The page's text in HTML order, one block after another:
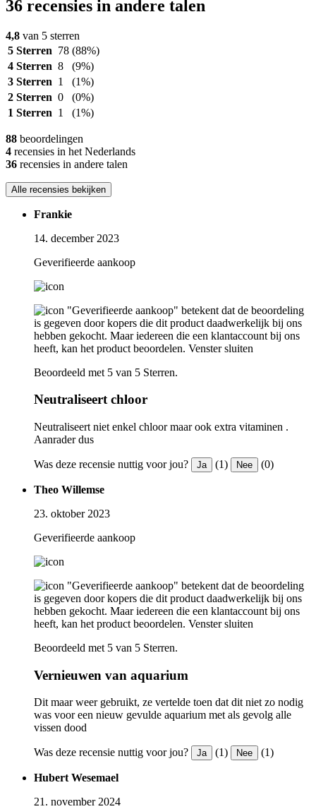
36 recensies in andere talen
4,8 van 5 sterren
5 Sterren 78 (88%)
4 Sterren 8
(9%)
3 Sterren 1
(1%)
2 Sterren 0
(0%)
1 Sterren 1 (1%)
88 beoordelingen
4 recensies in het Nederlands
36 recensies in andere talen
Alle recensies bekijken
Frankie
14. december 2023
Geverifieerde aankoop
"Geverifieerde aankoop" betekent dat de beoordeling
is gegeven door kopers die dit product daadwerkelijk bij ons
hebben gekocht. Maar iedereen die een klantaccount bij ons
heeft, kan het product beoordelen. Venster sluiten
Beoordeeld met 5 van 5 Sterren.
Neutraliseert chloor
Neutraliseert niet enkel chloor maar ook extra vitaminen .
Aanrader dus
Was deze recensie nuttig voor jou? Ja (1) Nee (0)
Theo Willemse
23. oktober 2023
Geverifieerde aankoop
"Geverifieerde aankoop" betekent dat de beoordeling
is gegeven door kopers die dit product daadwerkelijk bij ons
hebben gekocht. Maar iedereen die een klantaccount bij ons
heeft, kan het product beoordelen. Venster sluiten
Beoordeeld met 5 van 5 Sterren.
Vernieuwen van aquarium
Dit maar weer gebruikt, ze vertelde toen dat dit niet zo nodig
was voor een nieuw gevulde aquarium met als gevolg alle
vissen dood
Was deze recensie nuttig voor jou? Ja (1) Nee (1)
Hubert Wesemael
21. november 2024